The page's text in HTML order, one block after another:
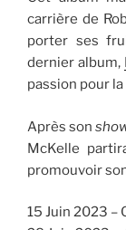
carrière de
porter ses
dernier album,
passion pour
Après son
McKelle
promouvoir
15 Juin 2023 –